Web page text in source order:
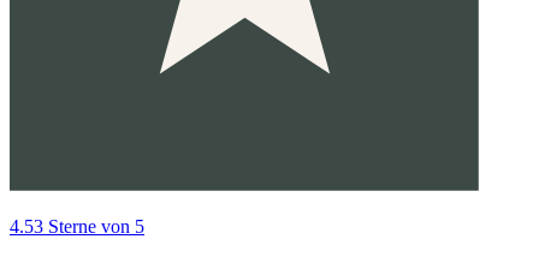
4.53 Sterne von 5